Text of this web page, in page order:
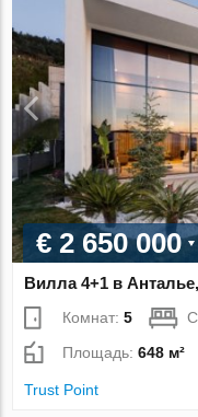
€ 2 650 000
Вилла 4+1 в
Комнат:5
Площадь:648 м²
Trust Point